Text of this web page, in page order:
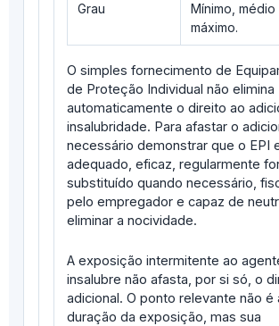
Grau
Mínimo, médio
máximo.
O simples fornecimento de
de Proteção Individual não elimina
automaticamente o direito ao
insalubridade. Para afastar o
necessário demonstrar que o EPI
adequado, eficaz, regularmente
substituído quando necessário,
pelo empregador e capaz de
eliminar a nocividade.
A exposição intermitente ao
insalubre não afasta, por si só, o
adicional. O ponto relevante não é
duração da exposição, mas sua